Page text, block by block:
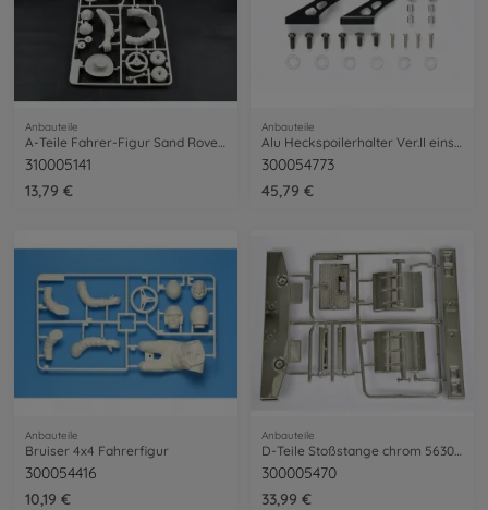
Anbauteile
A-Teile Fahrer-Figur Sand Rover 58500
310005141
13,79 €
Anbauteile
Alu Heckspoilerhalter Ver.II einstellbar
300054773
45,79 €
Anbauteile
Bruiser 4x4 Fahrerfigur
300054416
10,19 €
Anbauteile
300005470
33,99 €